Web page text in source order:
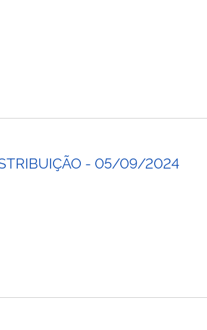
- 05/09/2024